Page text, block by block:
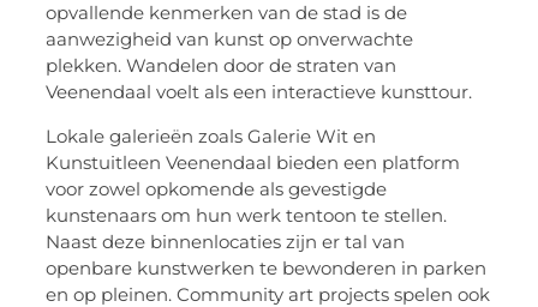
opvallende kenmerken van de stad is de
aanwezigheid van kunst op onverwachte
plekken. Wandelen door de straten van
Veenendaal voelt als een interactieve kunsttour.
Lokale galerieën zoals Galerie Wit en
Kunstuitleen Veenendaal bieden een platform
voor zowel opkomende als gevestigde
kunstenaars om hun werk tentoon te stellen.
Naast deze binnenlocaties zijn er tal van
openbare kunstwerken te bewonderen in parken
en op pleinen. Community art projects spelen ook